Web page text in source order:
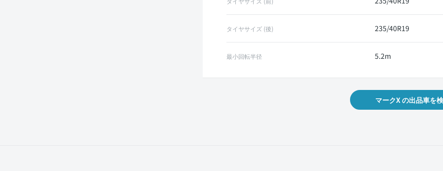
タイヤサイズ (後) 235/40R19
最小回転半径 5.2m
マークX の出品車を